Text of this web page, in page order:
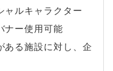
ャルキャラクター
ナー使用可能
る施設に対し、企